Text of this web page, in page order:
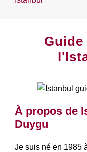
À propos de
Duygu
Je suis né en 1985